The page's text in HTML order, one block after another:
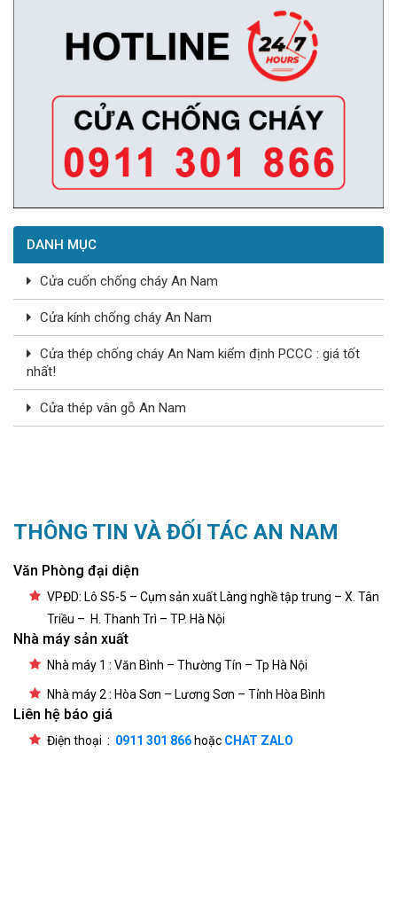
DANH MỤC
Cửa cuốn chống cháy An Nam
Cửa kính chống cháy An Nam
Cửa thép chống cháy An Nam kiểm định PCCC : giá tốt
nhất!
Cửa thép vân gỗ An Nam
THÔNG TIN VÀ ĐỐI TÁC AN NAM
Văn Phòng đại diện
VPĐD: Lô S5-5 – Cụm sản xuất Làng nghề tập trung – X. Tân
Triều – H. Thanh Trì – TP. Hà Nội
Nhà máy sản xuất
Nhà máy 1 : Văn Bình – Thường Tín – Tp Hà Nội
Nhà máy 2 : Hòa Sơn – Lương Sơn – Tỉnh Hòa Bình
Liên hệ báo giá
Điện thoại : 0911 301 866 hoặc CHAT ZALO